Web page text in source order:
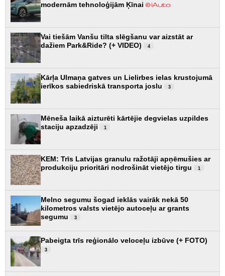
modernām tehnoloģijām Ķīnai
Vai tiešām Vanšu tilta slēgšanu var aizstāt ar
dažiem Park&Ride? (+ VIDEO)
4
Kārļa Ulmaņa gatves un Lielirbes ielas krustojumā
ierīkos sabiedriskā transporta joslu
3
Mēneša laikā aizturēti kārtējie degvielas uzpildes
staciju apzadzēji
1
KEM: Trīs Latvijas granulu ražotāji apņēmušies ar
produkciju prioritāri nodrošināt vietējo tirgu
1
Melno segumu šogad ieklās vairāk nekā 50
kilometros valsts vietējo autoceļu ar grants
segumu
3
Pabeigta trīs reģionālo veloceļu izbūve (+ FOTO)
3